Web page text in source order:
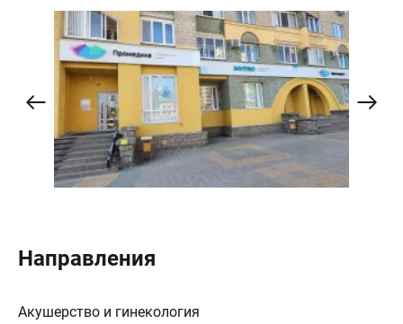
Направления
Акушерство и гинекология